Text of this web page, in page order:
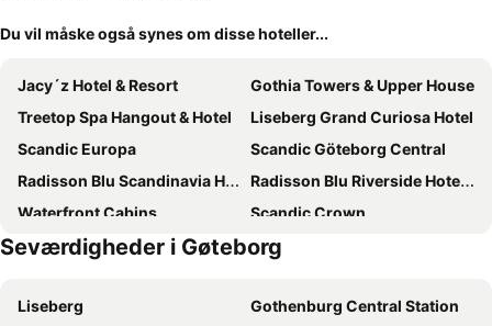
Du vil måske også synes om disse hoteller...
Jacy´z Hotel & Resort
Gothia Towers & Upper House
Treetop Spa Hangout & Hotel
Liseberg Grand Curiosa Hotel
Scandic Europa
Scandic Göteborg Central
Radisson Blu Scandinavia Hotel, Goteborg
Radisson Blu Riverside Hotel, Gothenburg
Waterfront Cabins
Scandic Crown
Hyatt Place Gothenburg Central
Hotel & Ristorante Bellora
Clarion Hotel Post
Comfort Hotel Göteborg
Seværdigheder i Gøteborg
Liseberg
Gothenburg Central Station